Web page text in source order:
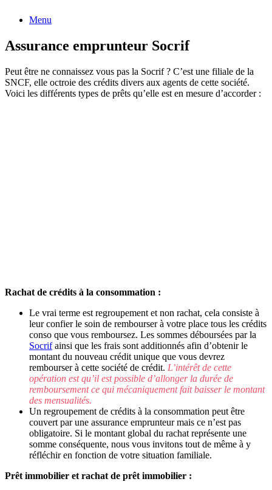
Menu
Assurance emprunteur Socrif
Peut être ne connaissez vous pas la Socrif ? C’est une filiale de la
SNCF, elle octroie des crédits divers aux agents de cette société.
Voici les différents types de prêts qu’elle est en mesure d’accorder :
Rachat de crédits à la consommation :
Le vrai terme est regroupement et non rachat, cela consiste à
leur confier le soin de rembourser à votre place tous les crédits
conso que vous remboursez. Les sommes déboursées par la
Socrifainsi que les frais sont additionnés afin d’obtenir le
montant du nouveau crédit unique que vous devrez
rembourser à cette société de crédit. L’intérêt de cette
opération est qu’il est possible d’allonger la durée de
remboursement ce qui mécaniquement fait baisser le montant
des mensualités.
Un regroupement de crédits à la consommation peut être
couvert par une assurance emprunteur mais ce n’est pas
obligatoire. Si le montant global du rachat représente une
somme conséquente, nous vous invitons tout de même à y
réfléchir en fonction de votre situation familiale.
Prêt immobilier et rachat de prêt immobilier :